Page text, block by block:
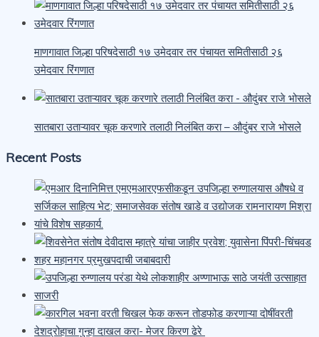
माणगावात जिल्हा परिषदेसाठी १७ उमेदवार तर पंचायत समितीसाठी २६
उमेदवार रिंगणात
सातबारा उताऱ्यावर चूक करणारे तलाठी निलंबित करा – औदुंबर राजे भोसले
Recent Posts